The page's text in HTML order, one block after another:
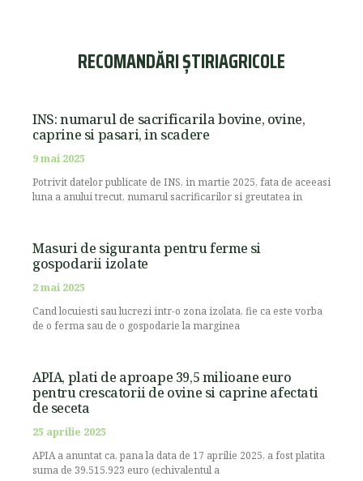
RECOMANDĂRI ȘTIRIAGRICOLE
INS: numarul de sacrificarila bovine, ovine,
caprine si pasari, in scadere
9 mai 2025
Potrivit datelor publicate de INS, in martie 2025, fata de aceeasi
luna a anului trecut, numarul sacrificarilor si greutatea in
Masuri de siguranta pentru ferme si
gospodarii izolate
2 mai 2025
Cand locuiesti sau lucrezi intr-o zona izolata, fie ca este vorba
de o ferma sau de o gospodarie la marginea
APIA, plati de aproape 39,5 milioane euro
pentru crescatorii de ovine si caprine afectati
de seceta
25 aprilie 2025
APIA a anuntat ca, pana la data de 17 aprilie 2025, a fost platita
suma de 39.515.923 euro (echivalentul a